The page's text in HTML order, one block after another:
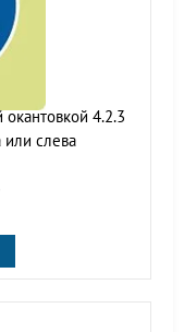
4.2.3
или слева